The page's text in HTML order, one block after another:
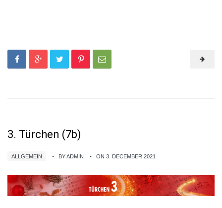
3. Türchen (7b)
ALLGEMEIN BY ADMIN ON 3. DECEMBER 2021